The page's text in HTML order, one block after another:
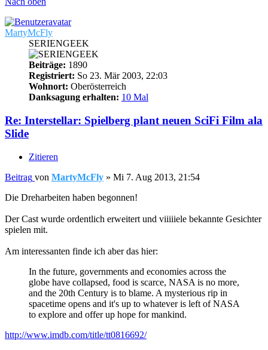
MartyMcFly
SERIENGEEK
Beiträge: 1890
Registriert: So 23. Mär 2003, 22:03
Wohnort: Oberösterreich
Danksagung erhalten: 10 Mal
Re: Interstellar: Spielberg plant neuen SciFi Film ala
Slide
Zitieren
Beitrag von MartyMcFly » Mi 7. Aug 2013, 21:54
Die Dreharbeiten haben begonnen!
Der Cast wurde ordentlich erweitert und viiiiiele bekannte Gesichter
spielen mit.
Am interessanten finde ich aber das hier:
In the future, governments and economies across the
globe have collapsed, food is scarce, NASA is no more,
and the 20th Century is to blame. A mysterious rip in
spacetime opens and it's up to whatever is left of NASA
to explore and offer up hope for mankind.
http://www.imdb.com/title/tt0816692/